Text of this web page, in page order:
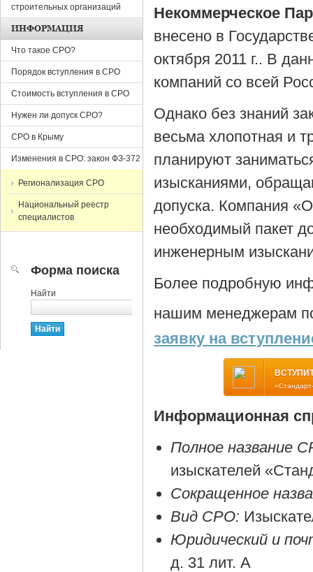
Некоммерческое
внесено в
октября 2011 г.. В
компаний со всей
Однако без знаний
весьма хлопотная и
планируют
изысканиями,
допуска. Компания
необходимый пакет
инженерным
Более подробную
нашим менеджерам
заявку на
Информационная
Полное название
изыскателей
Сокращенное
Вид СРО:
Юридический и
д. 31 лит. А
строительных организаций
ИНФОРМАЦИЯ
Что такое СРО?
Порядок вступления в СРО
Стоимость вступления в СРО
Нужен ли допуск СРО?
СРО в Крыму
Изменения в СРО: закон ФЗ-372
Регионализация СРО
Национальный реестр
специалистов
Форма поиска
Найти